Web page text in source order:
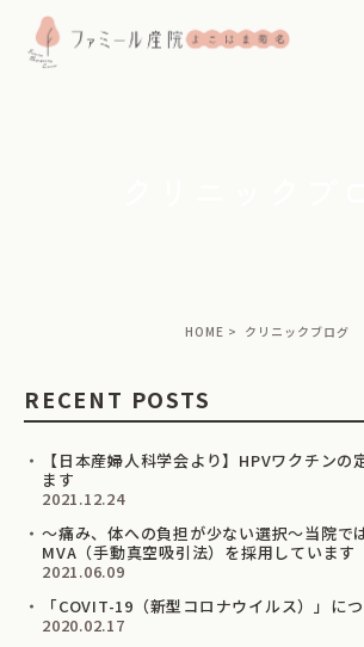
HOME クリニックブログ
RECENT POSTS
【日本産婦人科学会より】HPVワクチンの
ます
2021.12.24
～痛み、体への負担が少ない選択～当院で
MVA（手動真空吸引法）を採用しています
2021.06.09
「COVIT-19（新型コロナウイルス）」に
2020.02.17